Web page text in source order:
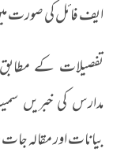
ایف فائل کی صورت
مدارس کی خبریں
بیانات اور مقالہ